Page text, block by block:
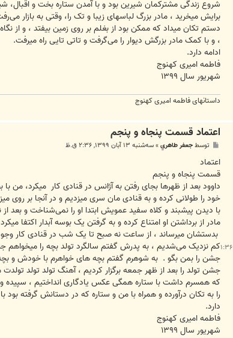
شروع زندگی مشترکمان شیرین بود و با آمدن ستاره بخت و
برایش میخرید ، مادر بزرگ لباسهای زیبا و تک را، وقتی به بازار
دستم تکان میداد که ممکن بود از بغلم بر روی زمین بیفتد ، و از
، و با کمک مادر بزرگش دیوار را می‌گرفت و تاتی تایی راه میرفت.
ادامه دارد.
فاطمه امیری کهنوج
شهریور سال ۱۳۹۹
داستانهای فاطمه امیری کهنوج
سه‌شنبه ۲۳ آبان ۱۳۸۵, ۱:۳۶
اعتماد قسمت پنجاه و پنجم
ت
توسطجعفر طاهري»سه‌شنبه ۱۳ آبان ۱۳۹۹, ۲:۳۶ ق.ظ
اعتماد
قسمت پنجاه و پنجم
داوود بعد از ظهرها بجای رفتن به آژانس در قنادی کار میکرد، من
خود را طولانی کرده و به قنادی مان سری میزدیم و در آنجا بر روی
با دیدن پیشبند و کلاه سفید عمویش ابتدا او را نمی‌شناخت و بعد
مادر از برداشتن او امتناع کرده و به گرفتن یک بوسه آبدار اکتفا
بدستشان میرساند ، از ساعت نه صبح تا یک شب در قنادی کار
کم نزدیک می‌شدیم ، به پدرش گفتم سالگرد تولد بچه را
جشن را بمن بگو . به شوهرم گفتم بچه های خواهرم با خودش و
جشن تولد را بعد از ظهر جمعه برگزار کردیم ، آهنگ تولد تولد
که همسرم داشت با ستاره همگی عکس یادگاری انداختیم ، سپیده
را به تکان درآورده و همراه با من و ستاره که در دستانش گرفته
دارد.
فاطمه امیری کهنوج
شهریور سال ۱۳۹۹